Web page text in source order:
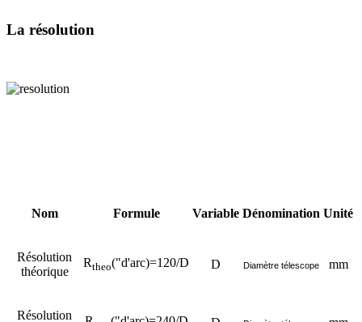
La résolution
Nom Formule Variable Dénomination Unité
Résolution
théorique
Rtheo("d'arc)=120/D D Diamètre télescope mm
Résolution